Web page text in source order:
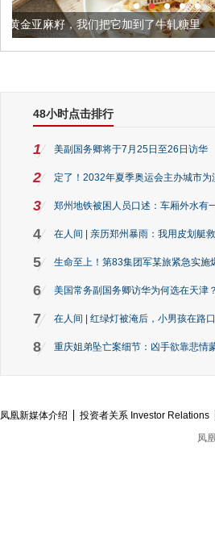
加到了牛轧糖里 被列入佛
48小时点击排行
1 美副国务卿将于7月25日至26日访华
2 定了！2032年夏季奥运会主办城市
3 郑州地铁被困人员口述：车厢外水有
4 在人间 | 亲历郑州暴雨：我用皮划艇
5 生命至上！第83集团军某旅紧急实施
6 美国常务副国务卿访华为何选在天津
7 在人间 | 红绿灯被淹后，小男孩在路
8 重庆姐弟坠亡案细节：凶手欲靠悲情
凤凰新媒体介绍 投资者关系 Investor Relations
凤